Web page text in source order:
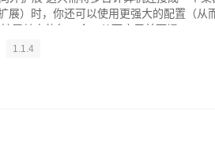
展）时，你还可以使用更强大的配置（从
1.1.4